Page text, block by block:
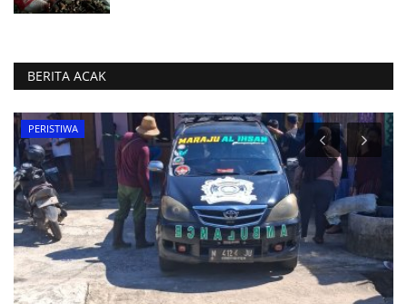
BERITA ACAK
PERISTIWA